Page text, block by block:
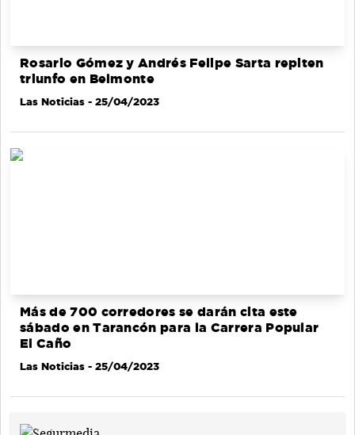
Rosario Gómez y Andrés Felipe Sarta repiten
triunfo en Belmonte
Las Noticias - 25/04/2023
Más de 700 corredores se darán cita este
sábado en Tarancón para la Carrera Popular
El Caño
Las Noticias - 25/04/2023